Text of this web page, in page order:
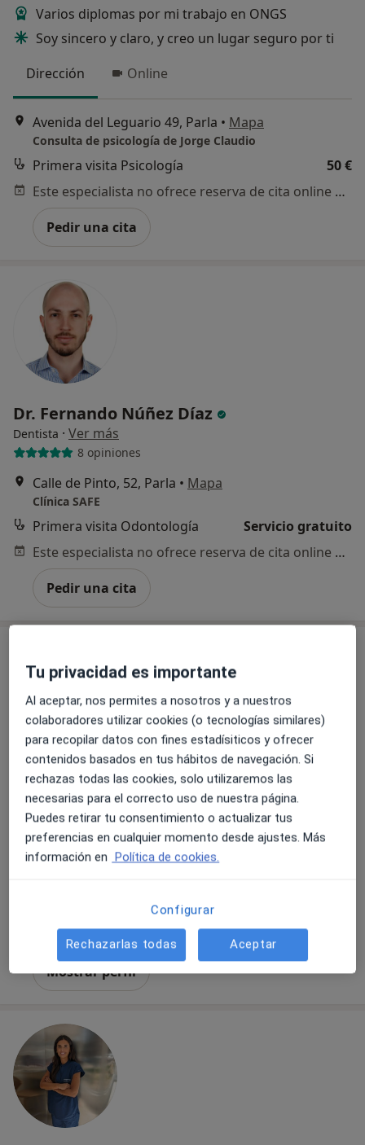
Varios diplomas por mi trabajo en ONGS
Soy sincero y claro, y creo un lugar seguro por ti
Dirección
Online
Avenida del Leguario 49, Parla • Mapa
Consulta de psicología de Jorge Claudio
Primera visita Psicología
50 €
Este especialista no ofrece reserva de cita online en esta dirección.
Pedir una cita
Dr. Fernando Núñez Díaz
Dentista · Ver más
8 opiniones
Calle de Pinto, 52, Parla • Mapa
Clínica SAFE
Primera visita Odontología
Servicio gratuito
Este especialista no ofrece reserva de cita online en esta dirección.
Pedir una cita
Clínica Dental Esteban Pellicer
Dentista
318 opiniones
Paseo de María Lejárraga, 4, Getafe •Mapa
Clínica Dental Esteban Pellicer
Mostrar más servicios
Mostrar perfil
Tu privacidad es importante
Al aceptar, nos permites a nosotros y a nuestros
colaboradores utilizar cookies (o tecnologías similares)
para recopilar datos con fines estadísiticos y ofrecer
contenidos basados en tus hábitos de navegación. Si
rechazas todas las cookies, solo utilizaremos las
necesarias para el correcto uso de nuestra página.
Puedes retirar tu consentimiento o actualizar tus
preferencias en cualquier momento desde ajustes. Más
información en Política de cookies.
Configurar
Rechazarlas todas Aceptar